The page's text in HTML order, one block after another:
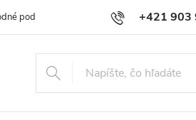
+421 903
podmienky Podmienky ochrany